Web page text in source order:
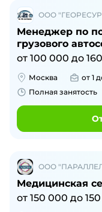
ООО
Менеджер по
грузового
от 100 000 до
Москва от 1
Полная занятость
ООО
Медицинская
от 150 000 до